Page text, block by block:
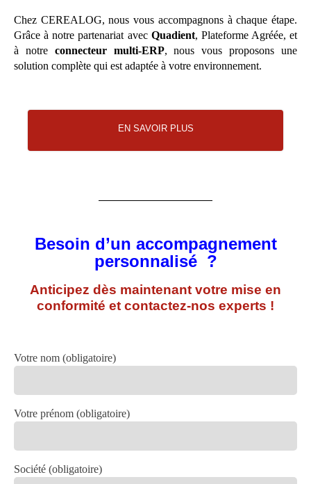
Chez CEREALOG, nous vous accompagnons à chaque étape.
Grâce à notre partenariat avec Quadient, Plateforme Agréée, et
à notre connecteur multi-ERP, nous vous proposons une
solution complète qui est adaptée à votre environnement.
EN SAVOIR PLUS
Besoin d’un accompagnement
personnalisé ?
Anticipez dès maintenant votre mise en
conformité et contactez-nos experts !
Votre nom (obligatoire)
Votre prénom (obligatoire)
Société (obligatoire)